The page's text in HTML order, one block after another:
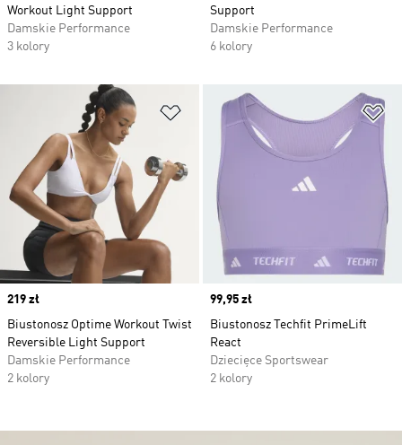
Workout Light Support
Damskie Performance
3 kolory
Support
Damskie Performance
6 kolory
Dodaj do listy życzeń
Price
219 zł
Biustonosz Optime Workout Twist
Reversible Light Support
Damskie Performance
2 kolory
Price
99,95 zł
Biustonosz Techfit PrimeLift
React
Dziecięce Sportswear
2 kolory